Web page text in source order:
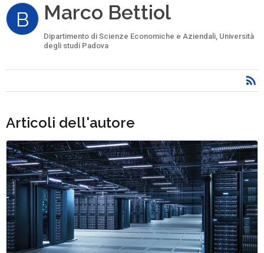
B Marco Bettiol
Dipartimento di Scienze Economiche e Aziendali, Università
degli studi Padova
Articoli dell'autore